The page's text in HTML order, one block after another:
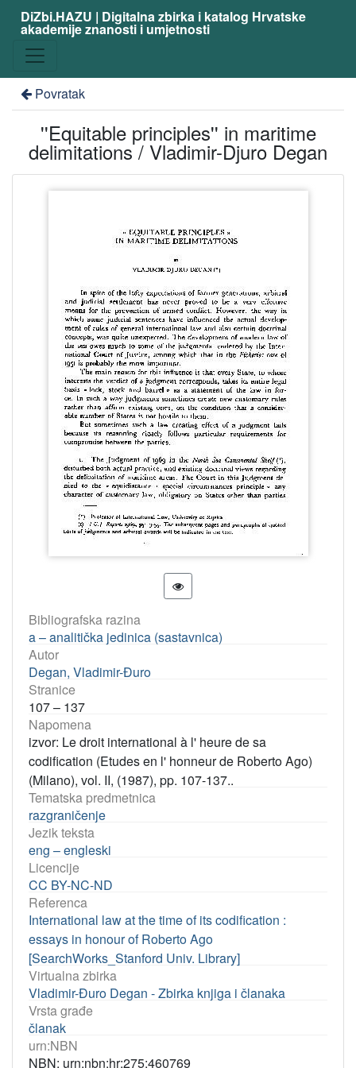
DiZbi.HAZU | Digitalna zbirka i katalog Hrvatske
akademije znanosti i umjetnosti
Povratak
''Equitable principles'' in maritime
delimitations / Vladimir-Djuro Degan
Bibliografska razina
a – analitička jedinica (sastavnica)
Autor
Degan, Vladimir-Đuro
Stranice
107 – 137
Napomena
izvor: Le droit international à l' heure de sa
codification (Etudes en l' honneur de Roberto Ago)
(Milano), vol. II, (1987), pp. 107-137..
Tematska predmetnica
razgraničenje
Jezik teksta
eng – engleski
Licencije
CC BY-NC-ND
Referenca
International law at the time of its codification :
essays in honour of Roberto Ago
[SearchWorks_Stanford Univ. Library]
Virtualna zbirka
Vladimir-Đuro Degan - Zbirka knjiga i članaka
Vrsta građe
članak
urn:NBN
NBN: urn:nbn:hr:275:460769